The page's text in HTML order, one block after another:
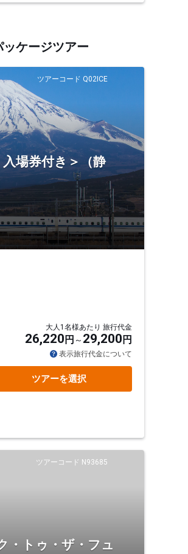
ケージツアー
ツアーコード Q02ICE
場券付き＞（静
大人1名様あたり 旅行代金
26,220 円 29,200 円
表示旅行代金について
ツアーを選択
ツアーコード N93685
・トゥ・ザ・フュ